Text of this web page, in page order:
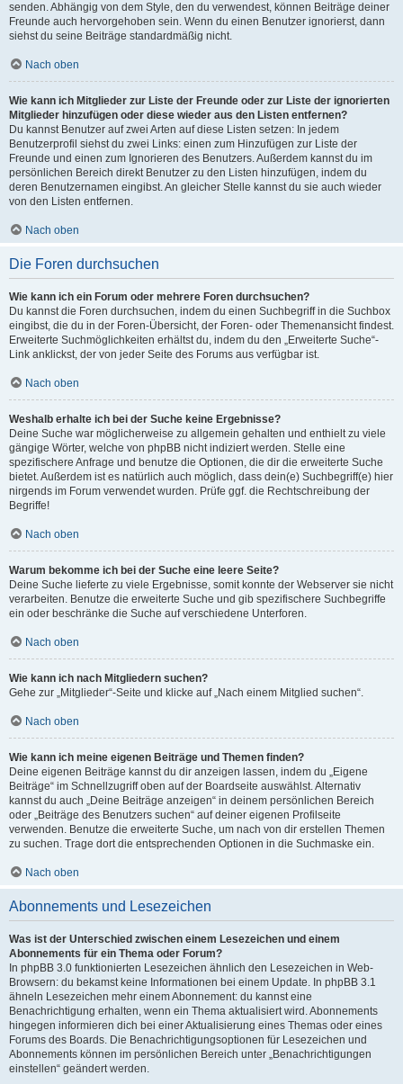
senden. Abhängig von dem Style, den du verwendest, können Beiträge deiner
Freunde auch hervorgehoben sein. Wenn du einen Benutzer ignorierst, dann
siehst du seine Beiträge standardmäßig nicht.
Nach oben
Wie kann ich Mitglieder zur Liste der Freunde oder zur Liste der ignorierten
Mitglieder hinzufügen oder diese wieder aus den Listen entfernen?
Du kannst Benutzer auf zwei Arten auf diese Listen setzen: In jedem
Benutzerprofil siehst du zwei Links: einen zum Hinzufügen zur Liste der
Freunde und einen zum Ignorieren des Benutzers. Außerdem kannst du im
persönlichen Bereich direkt Benutzer zu den Listen hinzufügen, indem du
deren Benutzernamen eingibst. An gleicher Stelle kannst du sie auch wieder
von den Listen entfernen.
Nach oben
Die Foren durchsuchen
Wie kann ich ein Forum oder mehrere Foren durchsuchen?
Du kannst die Foren durchsuchen, indem du einen Suchbegriff in die Suchbox
eingibst, die du in der Foren-Übersicht, der Foren- oder Themenansicht findest.
Erweiterte Suchmöglichkeiten erhältst du, indem du den „Erweiterte Suche“-
Link anklickst, der von jeder Seite des Forums aus verfügbar ist.
Nach oben
Weshalb erhalte ich bei der Suche keine Ergebnisse?
Deine Suche war möglicherweise zu allgemein gehalten und enthielt zu viele
gängige Wörter, welche von phpBB nicht indiziert werden. Stelle eine
spezifischere Anfrage und benutze die Optionen, die dir die erweiterte Suche
bietet. Außerdem ist es natürlich auch möglich, dass dein(e) Suchbegriff(e) hier
nirgends im Forum verwendet wurden. Prüfe ggf. die Rechtschreibung der
Begriffe!
Nach oben
Warum bekomme ich bei der Suche eine leere Seite?
Deine Suche lieferte zu viele Ergebnisse, somit konnte der Webserver sie nicht
verarbeiten. Benutze die erweiterte Suche und gib spezifischere Suchbegriffe
ein oder beschränke die Suche auf verschiedene Unterforen.
Nach oben
Wie kann ich nach Mitgliedern suchen?
Gehe zur „Mitglieder“-Seite und klicke auf „Nach einem Mitglied suchen“.
Nach oben
Wie kann ich meine eigenen Beiträge und Themen finden?
Deine eigenen Beiträge kannst du dir anzeigen lassen, indem du „Eigene
Beiträge“ im Schnellzugriff oben auf der Boardseite auswählst. Alternativ
kannst du auch „Deine Beiträge anzeigen“ in deinem persönlichen Bereich
oder „Beiträge des Benutzers suchen“ auf deiner eigenen Profilseite
verwenden. Benutze die erweiterte Suche, um nach von dir erstellen Themen
zu suchen. Trage dort die entsprechenden Optionen in die Suchmaske ein.
Nach oben
Abonnements und Lesezeichen
Was ist der Unterschied zwischen einem Lesezeichen und einem
Abonnements für ein Thema oder Forum?
In phpBB 3.0 funktionierten Lesezeichen ähnlich den Lesezeichen in Web-
Browsern: du bekamst keine Informationen bei einem Update. In phpBB 3.1
ähneln Lesezeichen mehr einem Abonnement: du kannst eine
Benachrichtigung erhalten, wenn ein Thema aktualisiert wird. Abonnements
hingegen informieren dich bei einer Aktualisierung eines Themas oder eines
Forums des Boards. Die Benachrichtigungsoptionen für Lesezeichen und
Abonnements können im persönlichen Bereich unter „Benachrichtigungen
einstellen“ geändert werden.